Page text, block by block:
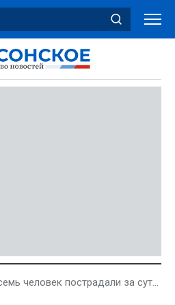
человек пострадали за сутки от атак ВСУ на левобережье